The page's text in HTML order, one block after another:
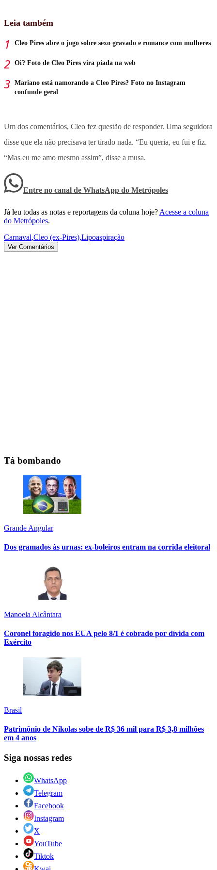
Leia também
Cleo ̶P̶i̶r̶e̶s̶ abre o jogo sobre sexo gravado e romance com mulheres
Oi? Foto de Cleo Pires vira piada na web
Mariano está namorando a Cleo Pires? Foto no Instagram
confunde geral
Um dos comentários, Cleo fez questão de responder. Uma seguidora
disse que ela não precisava ter tirado nada. “Eu queria, eu fui e fiz.
“Mas eu me amo mesmo assim”, disse a musa.
Entre no canal de WhatsApp do Metrópoles
Já leu todas as notas e reportagens da coluna hoje? Acesse a coluna
do Metrópoles.
Carnaval,Cleo (ex-Pires),Lipoaspiração
Ver Comentários
Tá bombando
Grande Angular
Dos gramados às urnas: ex-boleiros entram na corrida eleitoral
Manoela Alcântara
Coronel foragido nos EUA pelo 8/1 é cobrado por dívida com
Exército
Brasil
Patrimônio de Nikolas sobe de R$ 36 mil para R$ 3,8 milhões
em 4 anos
Siga nossas redes
WhatsApp
Telegram
Facebook
Instagram
X
YouTube
Tiktok